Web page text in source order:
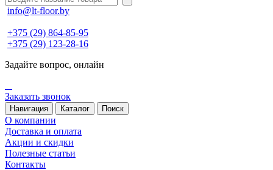
info@lt-floor.by
+375 (29) 864-85-95
+375 (29) 123-28-16
Задайте вопрос, онлайн
Заказать звонок
Навигация Каталог Поиск
О компании
Доставка и оплата
Акции и скидки
Полезные статьи
Контакты